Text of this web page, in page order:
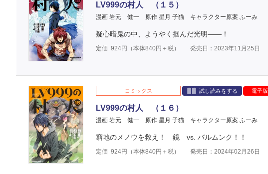
LV999の村人 （１５）
漫画 岩元 健一 原作 星月 子猫 キャラクター原案 ふーみ
疑心暗鬼の中、ようやく掴んだ光明――！
定価 924円（本体840円＋税） 発売日：2023年11月25日
コミックス 試し読みをする 電子版
LV999の村人 （１６）
漫画 岩元 健一 原作 星月 子猫 キャラクター原案 ふーみ
窮地のメノウを救え！ 鏡 vs. バルムンク！！
定価 924円（本体840円＋税） 発売日：2024年02月26日